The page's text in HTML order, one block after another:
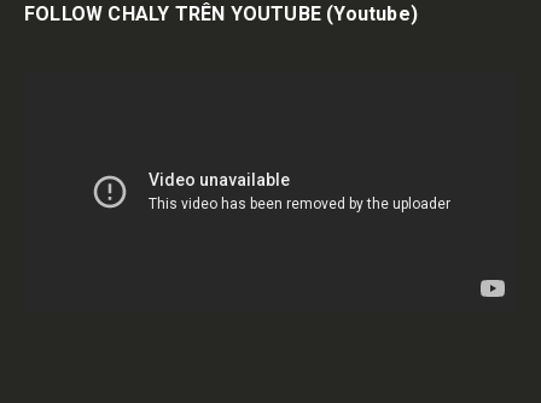
FOLLOW CHALY TRÊN YOUTUBE (Youtube)